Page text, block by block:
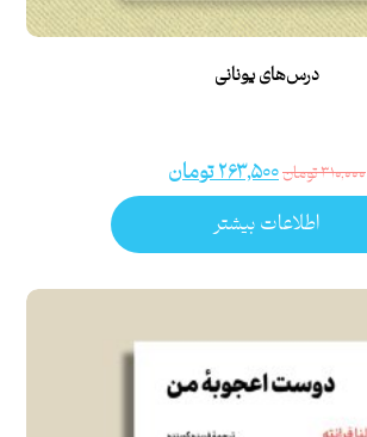
درس‌های یونانی
۳۱۰,۰۰۰تومان۲۶۳,۵۰۰تومان
اطلاعات بیشتر